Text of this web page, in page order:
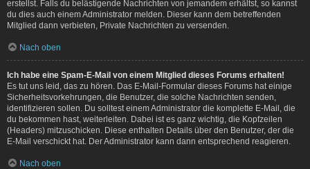
erstellst. Falls du belästigende Nachrichten von jemandem erhältst, so kannst
du dies auch einem Administrator melden. Dieser kann dem betreffenden
Mitglied dann verbieten, Private Nachrichten zu versenden.
Nach oben
Ich habe eine Spam-E-Mail von einem Mitglied dieses Forums erhalten!
Es tut uns leid, das zu hören. Das E-Mail-Formular dieses Forums hat einige
Sicherheitsvorkehrungen, die Benutzer, die solche Nachrichten senden,
identifizieren sollen. Du solltest einem Administrator die komplette E-Mail, die
du bekommen hast, weiterleiten. Dabei ist es ganz wichtig, die Kopfzeilen
(Headers) mitzuschicken. Diese enthalten Details über den Benutzer, der die
E-Mail verschickt hat. Der Administrator kann dann entsprechend reagieren.
Nach oben